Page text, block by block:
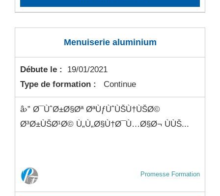
Menuiserie aluminium
Débute le :
19/01/2021
Type de formation :
Continue
â›” Ø¯ÙˆØ±Ø§Øª ØªÙƒÙˆÙŠÙ†ÙŠØ©
Ø³Ø±ÙŠØ¹Ø© Ù„Ù„Ø§Ù†Ø¯Ù…Ø§Ø¬ ÙÙŠ...
Promesse Formation